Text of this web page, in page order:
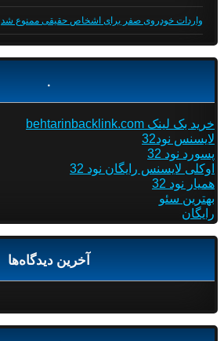
واردات خودروی صفر برای اشخاص حقیقی ممنوع شد
.
خرید بک لینک behtarinbacklink.com
لایسنس نود32
پسورد نود 32
اوکلی لایسنس رایگان نود 32
همیار نود 32
بهترین سئو
رایگان
آخرین دیدگاه‌ها